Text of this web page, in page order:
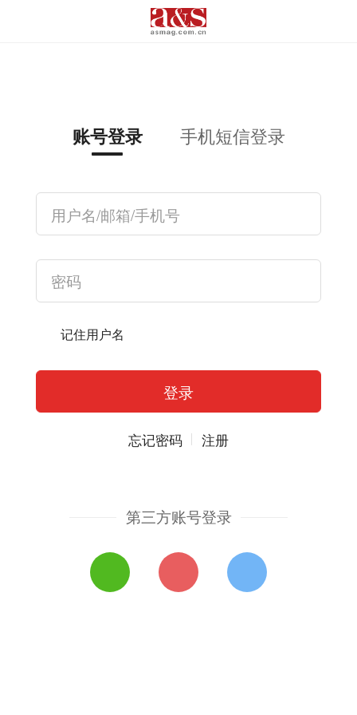
账号登录 手机短信登录
记住用户名
忘记密码 注册
第三方账号登录